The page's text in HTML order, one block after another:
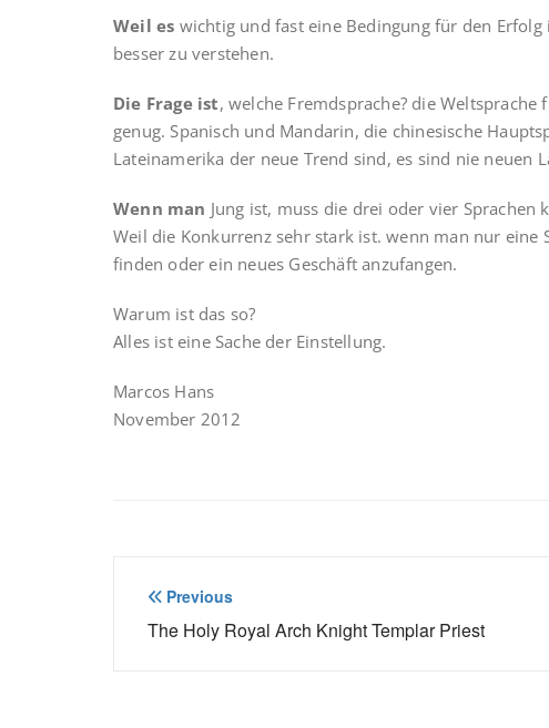
Weil es wichtig und fast eine Bedingung für den
besser zu verstehen.
Die Frage ist, welche Fremdsprache? die
genug. Spanisch und Mandarin, die chinesische
Lateinamerika der neue Trend sind, es sind nie neuen
Wenn man Jung ist, muss die drei oder vier
Weil die Konkurrenz sehr stark ist. wenn man nur eine
finden oder ein neues Geschäft anzufangen.
Warum ist das so?
Alles ist eine Sache der Einstellung.
Marcos Hans
November 2012
Navegação
de
Previous
The Holy Royal Arch Knight Templar Priest